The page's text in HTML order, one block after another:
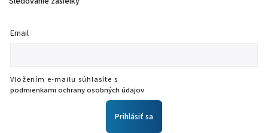
Email
Vložením e-mailu súhlasíte s
podmienkami ochrany osobných údajov
Prihlásiť sa